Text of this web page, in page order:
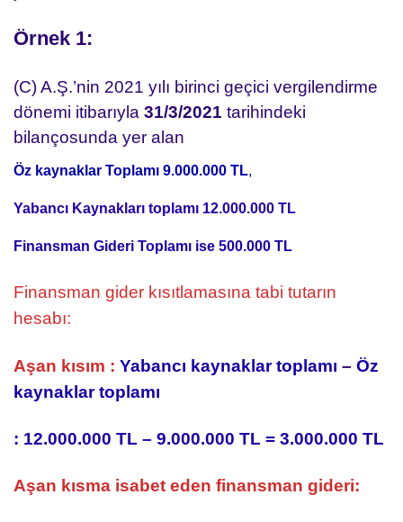
Örnek 1:
(C) A.Ş.’nin 2021 yılı birinci geçici vergilendirme
dönemi itibarıyla 31/3/2021 tarihindeki
bilançosunda yer alan
Öz kaynaklar Toplamı 9.000.000 TL,
Yabancı Kaynakları toplamı 12.000.000 TL
Finansman Gideri Toplamı ise 500.000 TL
Finansman gider kısıtlamasına tabi tutarın
hesabı:
Aşan kısım : Yabancı kaynaklar toplamı – Öz
kaynaklar toplamı
: 12.000.000 TL – 9.000.000 TL = 3.000.000 TL
Aşan kısma isabet eden finansman gideri: